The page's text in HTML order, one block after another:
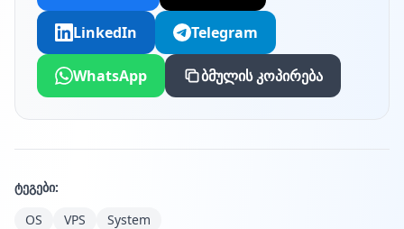
LinkedIn Telegram
WhatsApp ბმულის კოპირება
ტეგები:
OS
VPS System